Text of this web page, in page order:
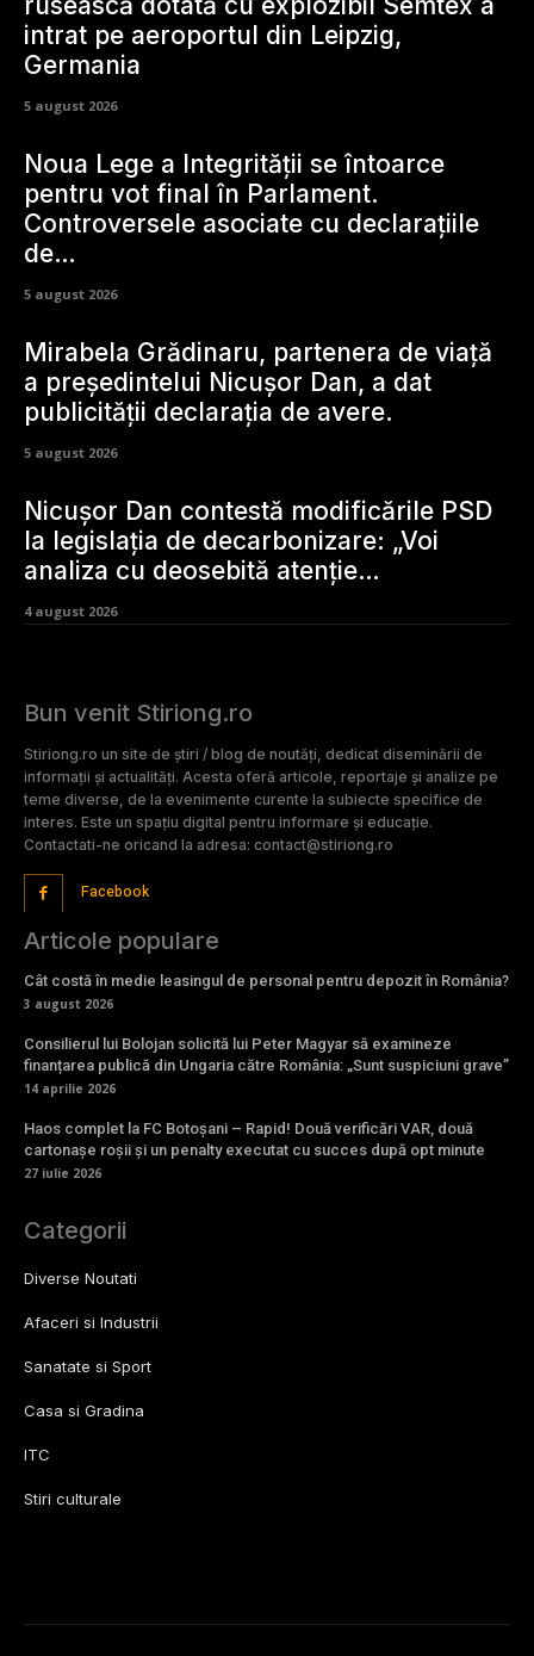
intrat pe aeroportul din Leipzig,
Germania
5 august 2026
Noua Lege a Integrității se întoarce
pentru vot final în Parlament.
Controversele asociate cu declarațiile
de…
5 august 2026
Mirabela Grădinaru, partenera de viață
a președintelui Nicușor Dan, a dat
publicității declarația de avere.
5 august 2026
Nicușor Dan contestă modificările PSD
la legislația de decarbonizare: „Voi
analiza cu deosebită atenție…
4 august 2026
Bun venit Stiriong.ro
Stiriong.ro un site de știri / blog de noutăți, dedicat diseminării de
informații și actualități. Acesta oferă articole, reportaje și analize pe
teme diverse, de la evenimente curente la subiecte specifice de
interes. Este un spațiu digital pentru informare și educație.
Contactati-ne oricand la adresa: contact@stiriong.ro
Facebook
Articole populare
Cât costă în medie leasingul de personal pentru depozit în România?
3 august 2026
Consilierul lui Bolojan solicită lui Peter Magyar să examineze
finanțarea publică din Ungaria către România: „Sunt suspiciuni grave”
14 aprilie 2026
Haos complet la FC Botoșani – Rapid! Două verificări VAR, două
cartonașe roșii și un penalty executat cu succes după opt minute
27 iulie 2026
Categorii
Diverse Noutati
Afaceri si Industrii
Sanatate si Sport
Casa si Gradina
ITC
Stiri culturale